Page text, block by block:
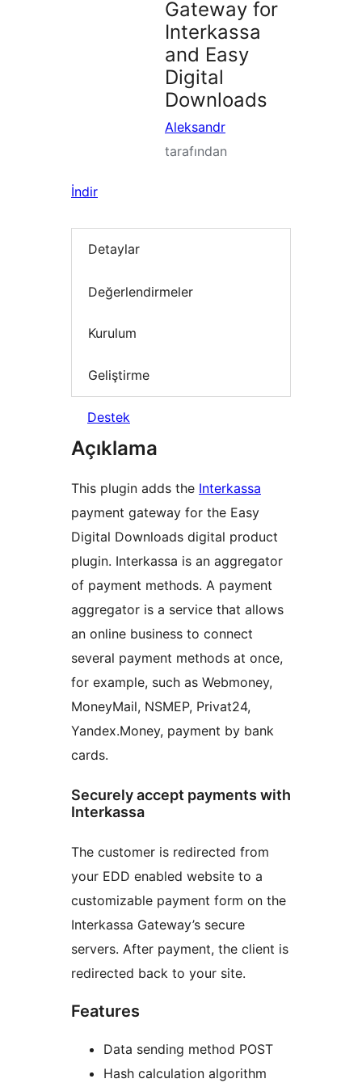
Gateway for
Interkassa
and Easy
Digital
Downloads
Aleksandr
tarafından
İndir
Detaylar
Değerlendirmeler
Kurulum
Geliştirme
Destek
Açıklama
This plugin adds the Interkassa
payment gateway for the Easy
Digital Downloads digital product
plugin. Interkassa is an aggregator
of payment methods. A payment
aggregator is a service that allows
an online business to connect
several payment methods at once,
for example, such as Webmoney,
MoneyMail, NSMEP, Privat24,
Yandex.Money, payment by bank
cards.
Securely accept payments with
Interkassa
The customer is redirected from
your EDD enabled website to a
customizable payment form on the
Interkassa Gateway’s secure
servers. After payment, the client is
redirected back to your site.
Features
Data sending method POST
Hash calculation algorithm